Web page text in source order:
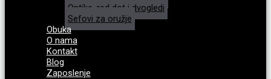
Optike, red dot i dvogledi
Sefovi za oružje
Obuka
O nama
Kontakt
Blog
Zaposlenje